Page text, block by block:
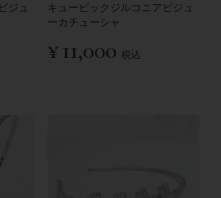
ジュ
キュービックジルコニアビジュ
ーカチューシャ
¥ 11,000 税込